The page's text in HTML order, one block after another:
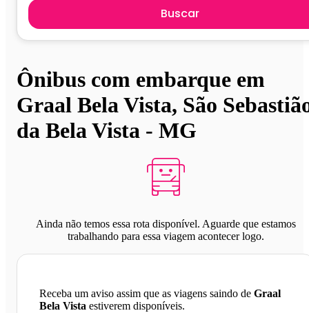
Buscar
Ônibus com embarque em
Graal Bela Vista, São
da Bela Vista - MG
Ainda não temos essa rota disponível. Aguarde que estamos
trabalhando para essa viagem acontecer logo.
Receba um aviso assim que as viagens saindo de Graal
Bela Vista estiverem disponíveis.